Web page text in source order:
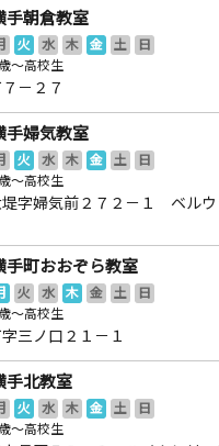
手朝倉教室
火 水 木 金 土
日
～高校生
－２７
手婦気教室
火 水 木 金 土
日
～高校生
字婦気前２７２－１ ベルウ
手町おおぞら教室
火 水 木 金 土
日
～高校生
三ノ口２１－１
手北教室
火 水 木 金 土
日
～高校生